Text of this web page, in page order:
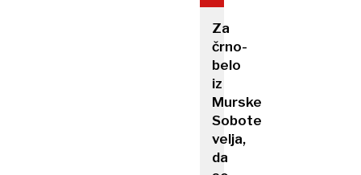
Za
črno-
belo
iz
Murske
Sobote
velja,
da